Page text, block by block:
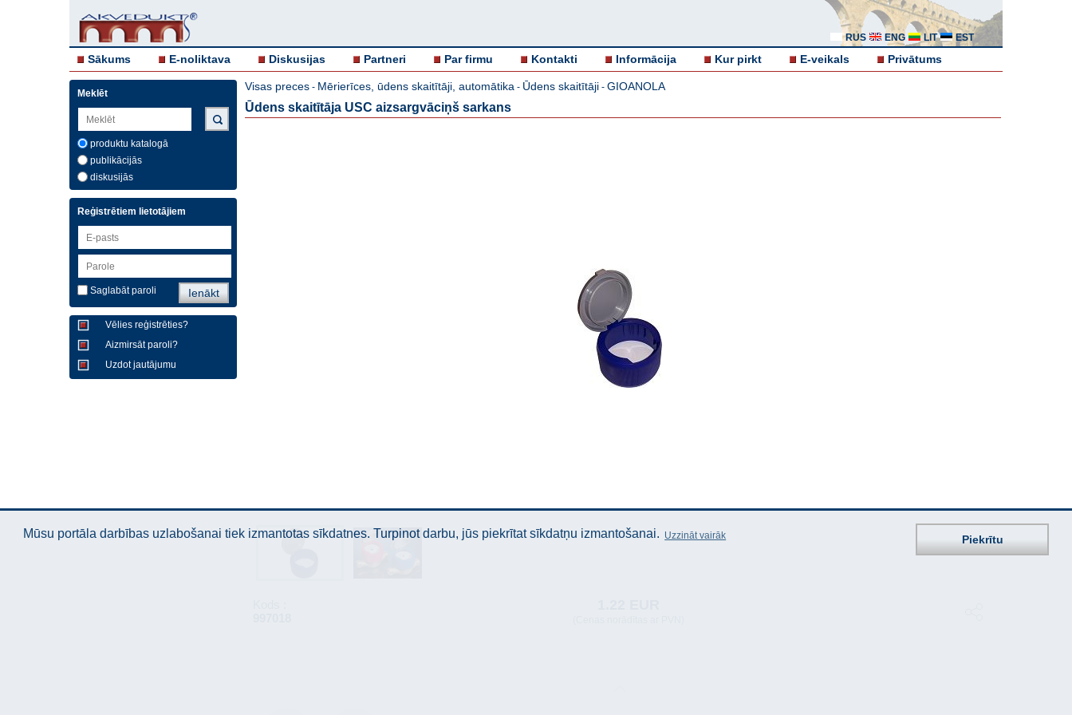
RUS ENG LIT EST
Sākums E-noliktava Diskusijas Partneri Par firmu Kontakti Informācija Kur pirkt E-veikals Privātums
Meklēt
produktu katalogā
publikācijās
diskusijās
Reģistrētiem lietotājiem
Saglabāt paroli
Vēlies reģistrēties?
Aizmirsāt paroli?
Uzdot jautājumu
Visas preces - Mērierīces, ūdens skaitītāji, automātika - Ūdens skaitītāji - GIOANOLA
Ūdens skaitītāja USC aizsargvāciņš sarkans
Mūsu portāla darbības uzlabošanai tiek izmantotas sīkdatnes. Turpinot darbu, jūs piekrītat sīkdatņu izmantošanai. Uzzināt vairāk Piekrītu